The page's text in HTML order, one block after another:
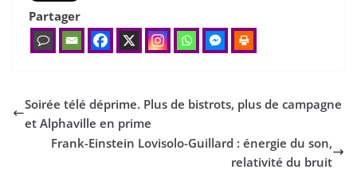
Partager
Soirée télé déprime. Plus de bistrots, plus de campagne
et Alphaville en prime
Frank-Einstein Lovisolo-Guillard : énergie du son,
relativité du bruit